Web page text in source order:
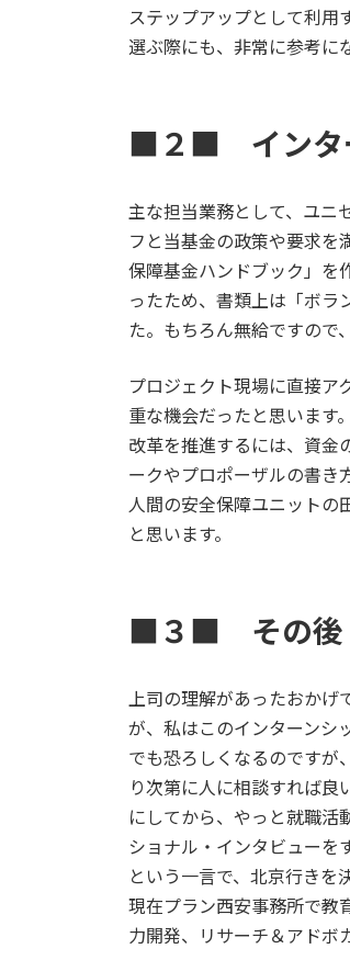
ステップアップとして利用
選ぶ際にも、非常に参考に
■２■ インタ
主な担当業務として、ユニ
フと当基金の政策や要求を
保障基金ハンドブック」を
ったため、書類上は「ボラ
た。もちろん無給ですので
プロジェクト現場に直接ア
重な機会だったと思います
改革を推進するには、資金
ークやプロポーザルの書き
人間の安全保障ユニットの
と思います。
■３■ その後
上司の理解があったおか
が、私はこのインターンシ
でも恐ろしくなるのですが
り次第に人に相談すれば良
にしてから、やっと就職活
ショナル・インタビューを
という一言で、北京行きを
現在プラン西安事務所で教
力開発、リサーチ＆アドボ